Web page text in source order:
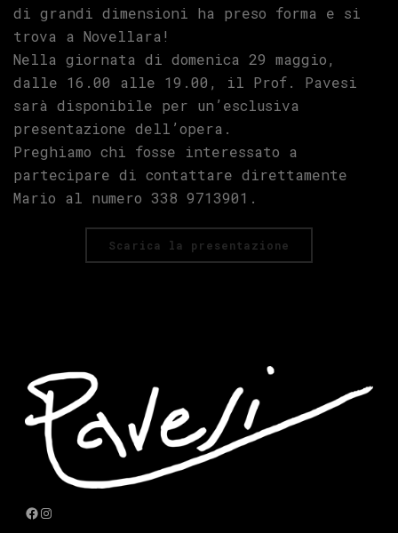
di grandi dimensioni ha preso forma e si
trova a Novellara!
Nella giornata di domenica 29 maggio,
dalle 16.00 alle 19.00, il Prof. Pavesi
sarà disponibile per un’esclusiva
presentazione dell’opera.
Preghiamo chi fosse interessato a
partecipare di contattare direttamente
Mario al numero 338 9713901.
Scarica la presentazione
Facebook
Instagram